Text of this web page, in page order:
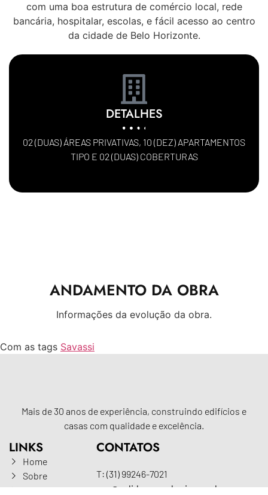
com uma boa estrutura de comércio local, rede
bancária, hospitalar, escolas, e fácil acesso ao centro
da cidade de Belo Horizonte.
DETALHES
02 (DUAS) ÁREAS PRIVATIVAS, 10 (DEZ) APARTAMENTOS
TIPO E 02 (DUAS) COBERTURAS
ANDAMENTO DA OBRA
Informações da evolução da obra.
Com as tags Savassi
Mais de 30 anos de experiência, construindo edifícios e
casas com qualidade e excelência.
LINKS
Home
Sobre
Construções
CONTATOS
T: (31) 99246-7021
sac@solidoengenharia.com.br